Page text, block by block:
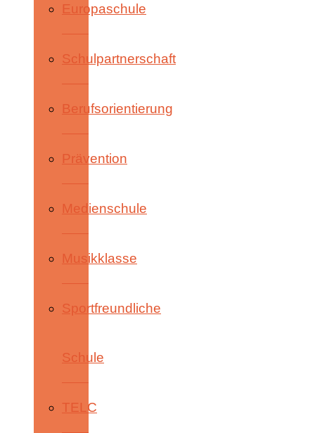
Europaschule
Schulpartnerschaft
Berufsorientierung
Prävention
Medienschule
Musikklasse
Sportfreundliche
Schule
TELC